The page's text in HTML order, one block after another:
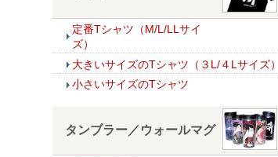
定番Tシャツ（M/L/LLサイ
ズ）
大きいサイズのTシャツ（３L/４Lサイズ）
小さいサイズのTシャツ
タンブラー／ウォールマグ